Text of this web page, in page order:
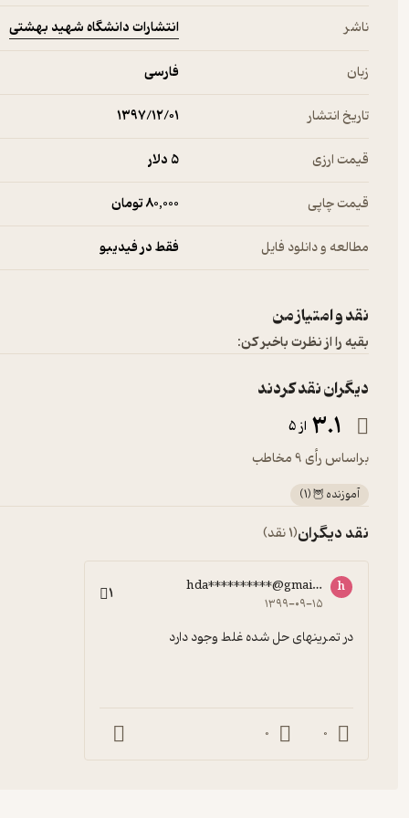
ناشر انتشارات دانشگاه شهید بهشتی
زبان فارسی
تاریخ انتشار ۱۳۹۷/۱۲/۰۱
قیمت ارزی 5 دلار
قیمت چاپی 80,000 تومان
مطالعه و دانلود فایل فقط در فیدیبو
نقد و امتیاز من
بقیه را از نظرت باخبر کن:
دیگران نقد کردند
3.1 از 5
براساس رأی 9 مخاطب
آموزنده 🦉(
1
)
نقد دیگران(1 نقد)
h
hda**********@gmail.com
۱۳۹۹-۰۹-۱۵ 1
در تمرینهای حل شده غلط وجود دارد
0
0